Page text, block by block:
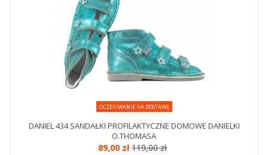
OCZEKIWANIE NA DOSTAWĘ
DANIEL 434 SANDAŁKI PROFILAKTYCZNE DOMOWE DANIELKI
O.THOMASA
89,00 zł119,00 zł